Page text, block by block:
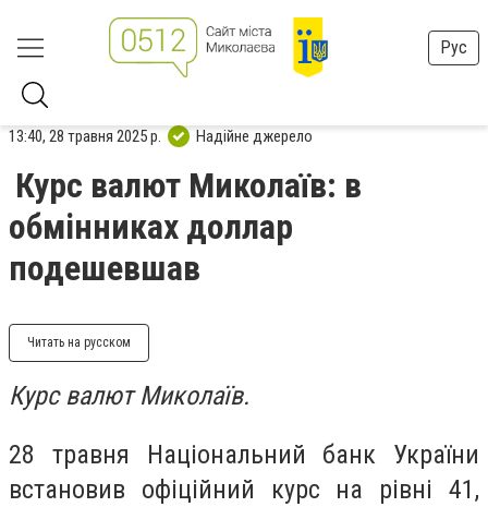
Рус
13:40, 28 травня 2025 р. Надійне джерело
Курс валют Миколаїв: в
обмінниках доллар
подешевшав
Читать на русском
Курс валют Миколаїв.
28 травня Національний банк України
встановив офіційний курс на рівні 41,